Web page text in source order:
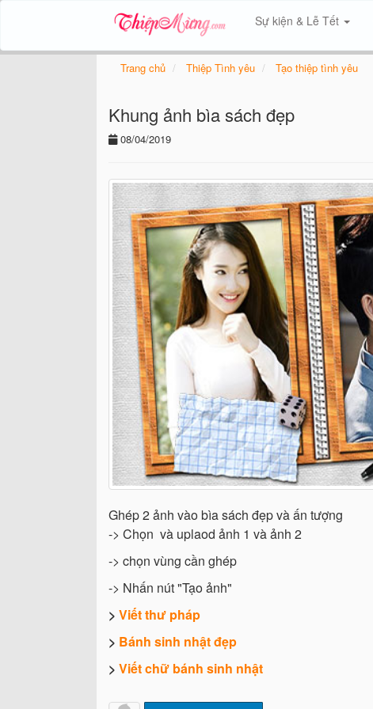
Sự kiện & Lễ Tết
Trang chủ Thiệp Tình yêu Tạo thiệp tình yêu
Khung ảnh bìa sách đẹp
08/04/2019
Ghép 2 ảnh vào bìa sách đẹp và ấn tượng
-> Chọn và uplaod ảnh 1 và ảnh 2
-> chọn vùng cần ghép
-> Nhấn nút "Tạo ảnh"
> Viết thư pháp
> Bánh sinh nhật đẹp
> Viết chữ bánh sinh nhật